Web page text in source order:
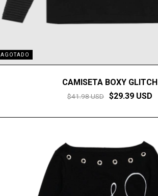
AGOTADO
CAMISETA BOXY GLITCH
$41.98 USD $29.39 USD